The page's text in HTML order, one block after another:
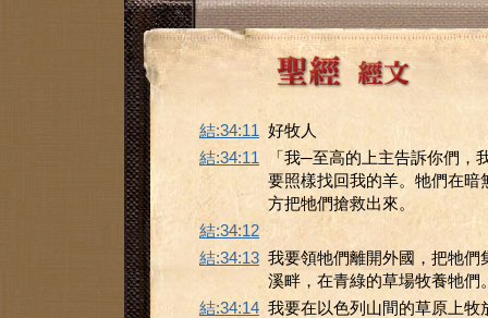
結:34:11 好牧人
結:34:11
「我─至高的上主告訴你們，
要照樣找回我的羊。牠們在
方把牠們搶救出來。
結:34:12
結:34:13 我要領牠們離開外國，把牠
溪畔，在青綠的草場牧養牠們
結:34:14 我要在以色列山間的草原上